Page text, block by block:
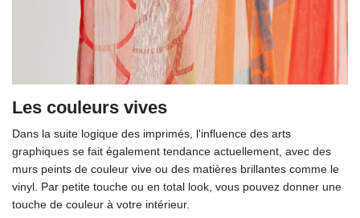
Les couleurs vives
Dans la suite logique des imprimés, l'influence des arts
graphiques se fait également tendance actuellement, avec des
murs peints de couleur vive ou des matières brillantes comme le
vinyl. Par petite touche ou en total look, vous pouvez donner une
touche de couleur à votre intérieur.